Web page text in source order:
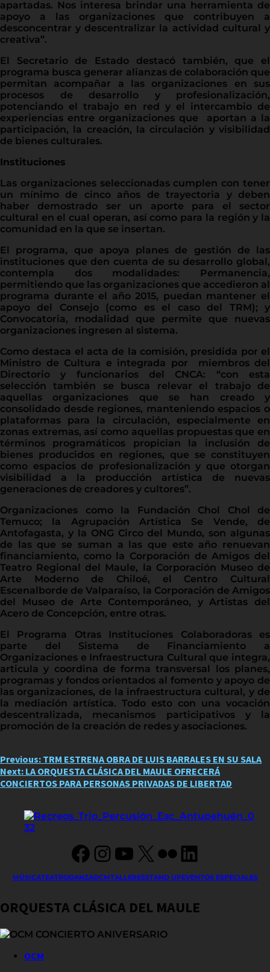
apartadas. Nos interesa brindar una herramienta de
apoyo a las organizaciones que contribuyen a
desconcentrar y descentralizar la actividad cultural y
creativa”.
El Secretario de Estado destacó también, que el
programa busca generar alianzas de colaboración que
permitan acompañar a las organizaciones en sus
procesos de desarrollo y profesionalización,
potenciando el trabajo en red y el intercambio de
experiencias entre organizaciones que aportan a la
participación, la creación, la circulación y visibilidad
de bienes culturales.
Instituciones
Las organizaciones seleccionadas cumplen con tener
un mínimo de cinco años de trayectoria y deben
haber demostrado ser un aporte para el sector
cultural en el cual operan, así como para la región y la
comunidad en la que se insertan.
El programa, que apoya planes de gestión de las
instituciones que den cuenta de su desarrollo global,
contempla dos modalidades: Permanencia,
permitiendo que las organizaciones que accedieron al
programa durante el año 2015, puedan mantener el
apoyo del Consejo (como es el caso del TRM); y
Convocatoria, modalidad que permite que nuevas
organizaciones ingresen al sistema.
Como destaca el acta de la comisión, presidida por el
Ministro de Cultura e integrada por miembros del
Directorio y funcionarios del CNCA: “con esta
selección también se busca relevar el trabajo de
aquellas organizaciones que se han creado y
consolidado desde regiones, manteniendo espacios o
plataformas para la circulación, especialmente en
zonas extremas, así como aquellas propuestas que en
términos programáticos propician la inclusión de
bienes producidos en regiones, que se constituyen
como espacios de profesionalización y que otorgan
visibilidad a la producción artística de nuevas
generaciones de creadores y cultores”.
Organizaciones como la Fundación Chol Chol de
Temuco; la Agrupación Artística Se Vende, de
Antofagasta, y la ONG Circo del Mundo, son algunas
de las que se suman a las que este año renuevan
financiamiento, como la Corporación de Amigos del
Teatro Regional del Maule, la Corporación Museo de
Arte Moderno de Chiloé, el Centro Cultural
Escenalborde de Valparaíso, la Corporación de Amigos
del Museo de Arte Contemporáneo, y Artistas del
Acero de Concepción, entre otras.
El Programa Otras Instituciones Colaboradoras es
parte del Sistema de Financiamiento a
Organizaciones e Infraestructura Cultural que integra,
articula y coordina de forma transversal los planes,
programas y fondos orientados al fomento y apoyo de
las organizaciones, de la infraestructura cultural, y de
la mediación artística. Todo esto con una vocación
descentralizada, mecanismos participativos y la
promoción de la creación de redes y asociaciones.
Post
navigation
Previous: TRM ESTRENA OBRA DE LUIS BARRALES EN SU SALA
Next: LA ORQUESTA CLÁSICA DEL MAULE OFRECERÁ
CONCIERTOS PARA PERSONAS PRIVADAS DE LIBERTAD
Facebook
Instagram
YouTube
X FlickrLinkedIn
MÚSICATEATRODANZAOCMTALLERESSTAND UPEVENTOS ESPECIALES
ORQUESTA CLÁSICA DEL MAULE
OCM